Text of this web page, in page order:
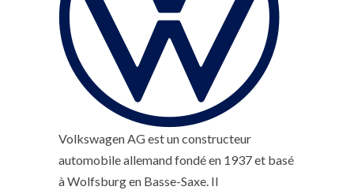
Volkswagen AG est un constructeur
automobile allemand fondé en 1937 et basé
à Wolfsburg en Basse-Saxe. Il